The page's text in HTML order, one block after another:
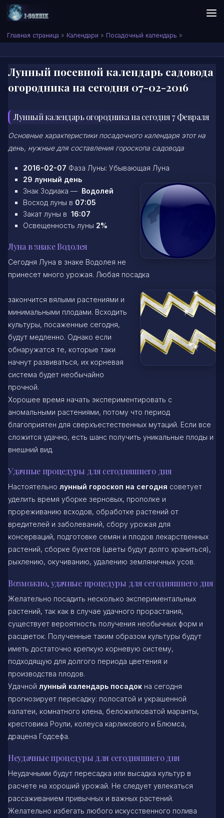
Skip to content
Сонник I-SONNIK.COM
Главная страница » Календари » Посадочный календарь »
Лунный посевной календарь садовода
огородника на сегодня 07-02-2016
Лунный календарь огородника на сегодня 7 Февраля
Основные характеристики посадочного календаря этот на
день, нужные для составления гороскопа садовода
2016-02-07 Фаза Луны: Убывающая Луна
29 лунный день
Знак Зодиака — Водолей
Восход луны в 07:05
Закат луны в 16:07
Освещенность луны 2%
Луна в знаке Водолея
Сегодня Луна в знаке Водолея не
принесет много урожая. Любая посадка
закончится вялыми растениями и
минимальными плодами. Всходить
культуры, посаженные сегодня,
будут медленно. Однако если
обнаружатся те, которые таки
начнут развиваться, их корневая
система будет необычайно
прочной.
Хорошее время начать экспериментировать с
аномальными растениями, потому что период
благоприятен для сверхъестественных мутаций. Если все
сложится удачно, есть шанс получить уникальные плоды и
внешний вид.
Удачные процедуры для сегодняшнего дня
Настоятельно лунный гороскоп на сегодня советует
уделить время уборке зерновых, прополке и
прореживанию всходов, обработке растений от
вредителей и заболеваний, сбору урожая для
консерваций, подготовке семян и плодов лекарственных
растений, сборке букетов (цветы будут долго храниться),
рыхлению, окучиванию, удалению земляничных усов.
Возможно, удачные процедуры для сегодняшнего дня
Желательно посадить несколько экспериментальных
растений, так как в случае удачного прорастания,
существует вероятность получения необычных форм и
расцветок. Полученные таким образом культуры будут
иметь достаточно крепкую корневую систему,
подходящую для долгого периода цветения и
производства плодов.
Удачной лунный календарь посадок на сегодня
прогнозирует пересадку: полосатой и украшенной
калатеи, комнатного клена, беложилковатой маранты,
крестовика Роули, колеуса карликового и Блюмса,
драцена Годсефа.
Неудачные процедуры для сегодняшнего дня
Неудачными будут пересадка или высадка культур в
расчете на хороший урожай. Не следует увлекаться
рассаживанием привычных и важных растений.
Желательно избегать любого искусственного полива